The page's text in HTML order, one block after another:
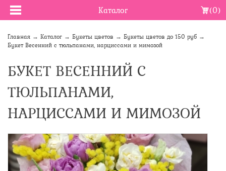
Каталог (0)
Главная → Каталог → Букеты цветов → Букеты цветов до 150 руб →
Букет Весенний с тюльпанами, нарциссами и мимозой
БУКЕТ ВЕСЕННИЙ С
ТЮЛЬПАНАМИ,
НАРЦИССАМИ И МИМОЗОЙ